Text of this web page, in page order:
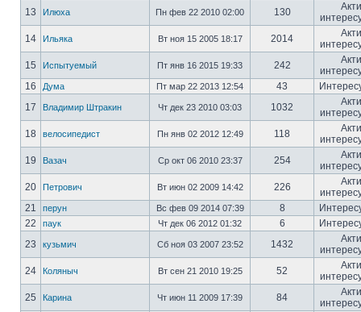
13
Илюха Пн фев 22 2010 02:00 130
14
Ильяка Вт ноя 15 2005 18:17 2014
15
Испытуемый Пт янв 16 2015 19:33 242
16
Дума Пт мар 22 2013 12:54 43
17
Владимир Штракин Чт дек 23 2010 03:03 1032
18
велосипедист Пн янв 02 2012 12:49 118
19
Вазач Ср окт 06 2010 23:37 254
20
Петрович Вт июн 02 2009 14:42 226
21
перун Вс фев 09 2014 07:39 8
22
паук Чт дек 06 2012 01:32 6
23
кузьмич Сб ноя 03 2007 23:52 1432
24
Коляныч Вт сен 21 2010 19:25 52
25
Карина Чт июн 11 2009 17:39 84